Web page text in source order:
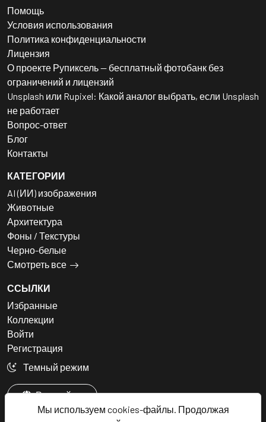
Мы используем cookies-файлы. Продолжая
Помощь
Условия использования
Политика конфиденциальности
Лицензия
О проекте Рупиксель — бесплатный фотобанк без
ограничений и лицензий
Unsplash или Rupixel: Какой аналог выбрать, если Unsplash
не работает
Вопрос-ответ
Блог
Контакты
КАТЕГОРИИ
AI (ИИ) изображения
Животные
Архитектура
Фоны / Текстуры
Черно-белые
Смотреть все
ССЫЛКИ
Избранные
Коллекции
Войти
Регистрация
Темный режим
Русский